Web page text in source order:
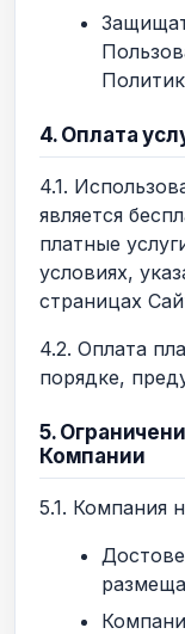
4. Оплата
4.1.
является
платные
условиях,
страницах
4.2. Оплата
порядке,
5.
Компании
5.1. Компания